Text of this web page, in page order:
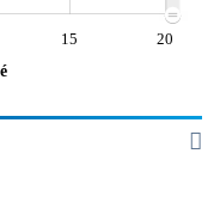
15
20